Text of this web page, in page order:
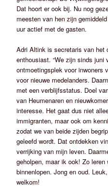
Dat hoort er ook bij. Nu nog
meesten van hen zijn
uur actief met de gasten.
Adri Altink is secretaris van het
enthousiast. “We zijn sinds juni
ontmoetingsplek voor inwoners
voor nieuwe medelanders.
met een verblijfsstatus. Doel
van Heumenaren en
interesse. Het gaat dus niet
immigranten, maar ook om
zodat we van beide zijden
geleefd wordt. Dat ontdekken
verrijking van mijn leven.
geholpen, maar ik ook! Zo
binnenlopen. Jong en oud.
welkom!